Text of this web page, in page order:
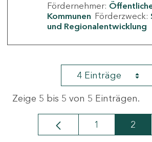
Fördernehmer:
Kommunen Förderzweck:
und Regionalentwicklung
4 Einträge
Zeige 5 bis 5 von 5 Einträgen.
Seite
1 Seite
2